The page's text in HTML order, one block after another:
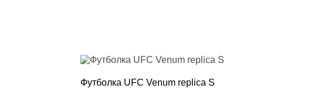
Футболка UFC Venum replica S